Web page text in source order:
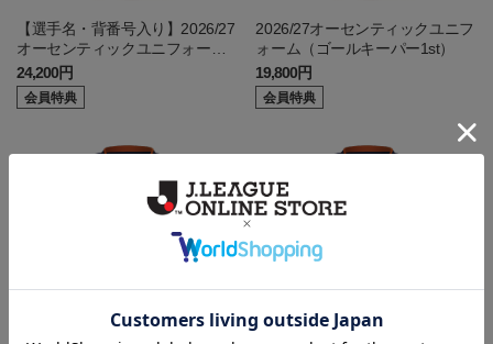
【選手名・背番号入り】2026/27
オーセンティックユニフォーム
（ゴールキーパー1st）
24,200円
会員特典
2026/27オーセンティックユニフ
ォーム（ゴールキーパー1st）
19,800円
会員特典